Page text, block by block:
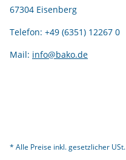
67304 Eisenberg
Telefon: +49 (6351) 12267 0
Mail: info@bako.de
* Alle Preise inkl. gesetzlicher USt.